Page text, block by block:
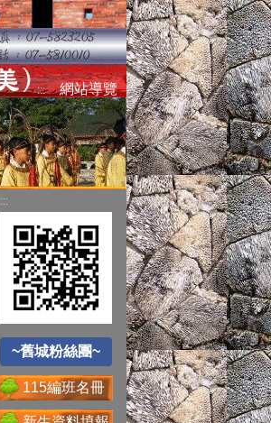
::: 網站導覽
:::
~舊城粉絲團~
~舊城粉絲團~
115編班名冊
空氣品質監測站
圓夢助學網
遊戲軟體分級制
Office365
送子鳥資訊服務